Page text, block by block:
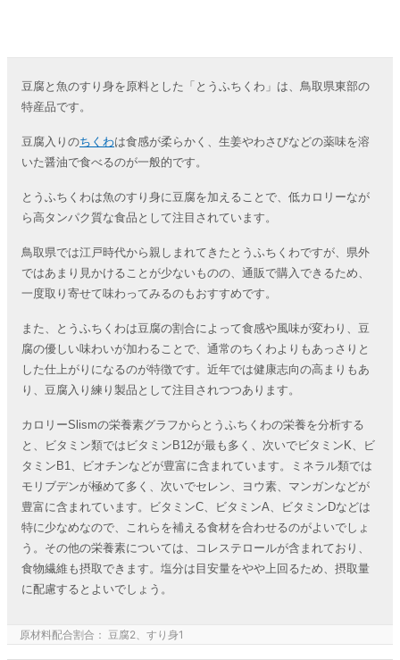
豆腐と魚のすり身を原料とした「とうふちくわ」は、鳥取県東部の
特産品です。
豆腐入りのちくわは食感が柔らかく、生姜やわさびなどの薬味を溶
いた醤油で食べるのが一般的です。
とうふちくわは魚のすり身に豆腐を加えることで、低カロリーなが
ら高タンパク質な食品として注目されています。
鳥取県では江戸時代から親しまれてきたとうふちくわですが、県外
ではあまり見かけることが少ないものの、通販で購入できるため、
一度取り寄せて味わってみるのもおすすめです。
また、とうふちくわは豆腐の割合によって食感や風味が変わり、豆
腐の優しい味わいが加わることで、通常のちくわよりもあっさりと
した仕上がりになるのが特徴です。近年では健康志向の高まりもあ
り、豆腐入り練り製品として注目されつつあります。
カロリーSlismの栄養素グラフからとうふちくわの栄養を分析する
と、ビタミン類ではビタミンB12が最も多く、次いでビタミンK、ビ
タミンB1、ビオチンなどが豊富に含まれています。ミネラル類では
モリブデンが極めて多く、次いでセレン、ヨウ素、マンガンなどが
豊富に含まれています。ビタミンC、ビタミンA、ビタミンDなどは
特に少なめなので、これらを補える食材を合わせるのがよいでしょ
う。その他の栄養素については、コレステロールが含まれており、
食物繊維も摂取できます。塩分は目安量をやや上回るため、摂取量
に配慮するとよいでしょう。
原材料配合割合： 豆腐2、すり身1